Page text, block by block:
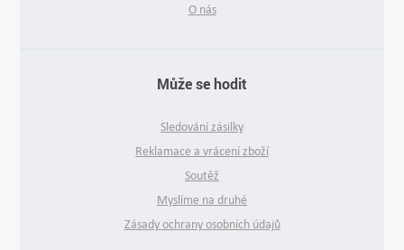
O nás
Může se hodit
Sledování zásilky
Reklamace a vrácení zboží
Soutěž
Myslíme na druhé
Zásady ochrany osobních údajů